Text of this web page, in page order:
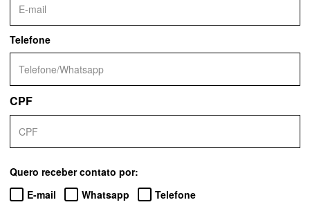
Telefone
CPF
Quero receber contato por:
E-mail
Whatsapp Telefone